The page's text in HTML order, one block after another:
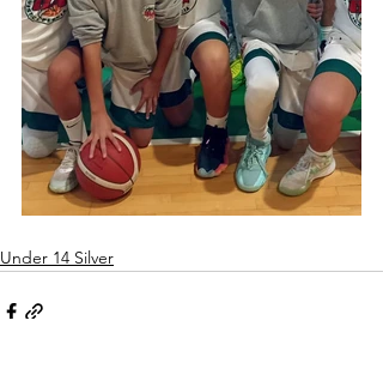
Under 14 Silver